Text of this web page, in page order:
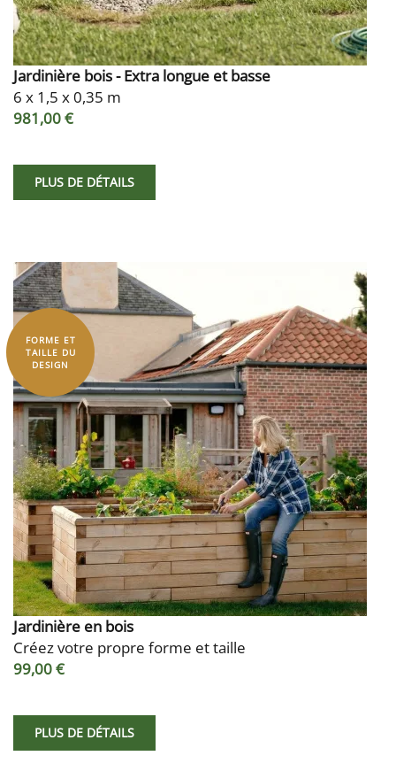
Jardinière bois - Extra longue et basse
6 x 1,5 x 0,35 m
981,00 €
PLUS DE DÉTAILS
FORME ET
TAILLE DU
DESIGN
Jardinière en bois
Créez votre propre forme et taille
99,00 €
PLUS DE DÉTAILS